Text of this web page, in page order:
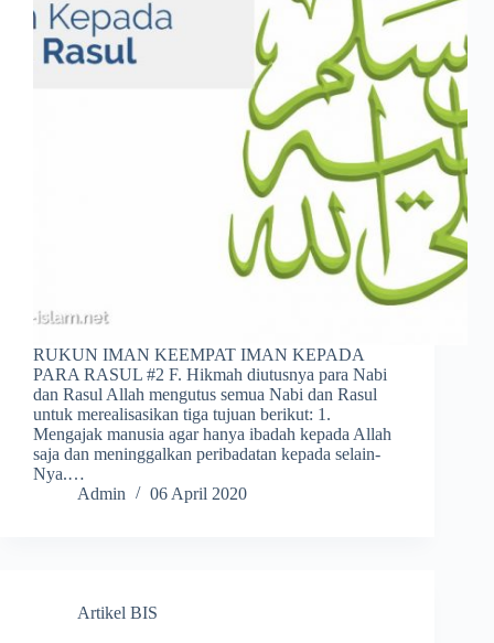
RUKUN IMAN KEEMPAT IMAN KEPADA
PARA RASUL #2 F. Hikmah diutusnya para Nabi
dan Rasul Allah mengutus semua Nabi dan Rasul
untuk merealisasikan tiga tujuan berikut: 1.
Mengajak manusia agar hanya ibadah kepada Allah
saja dan meninggalkan peribadatan kepada selain-
Nya.…
Admin
06 April 2020
Artikel BIS